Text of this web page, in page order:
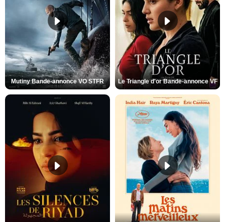
Mutiny Bande-annonce VO STFR Le Triangle d'or Bande-annonce VF